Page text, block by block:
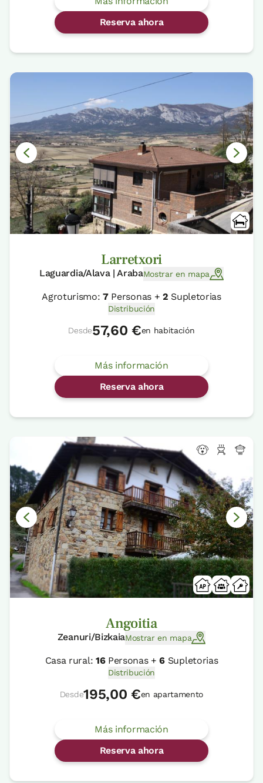
Reserva ahora
Larretxori
Laguardia/Alava | ArabaMostrar en mapa
Agroturismo:7Personas + 2 Supletorias
Distribución
Desde57,60 €en habitación
Más información
Reserva ahora
Angoitia
Zeanuri/BizkaiaMostrar en mapa
Casa rural: 16Personas +6 Supletorias
Distribución
Desde195,00 €en apartamento
Más información
Reserva ahora